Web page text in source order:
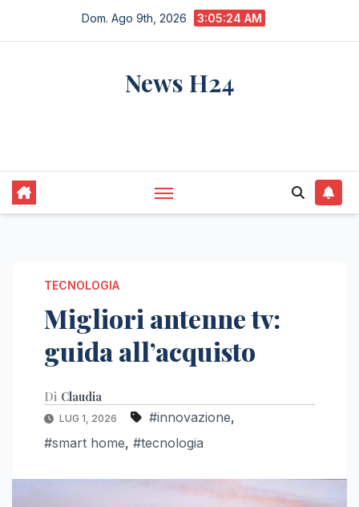
Dom. Ago 9th, 2026 3:05:25 AM
News H24
TECNOLOGIA
Migliori antenne tv:
guida all’acquisto
Di Claudia
LUG 1, 2026 #innovazione,
#smart home, #tecnologia